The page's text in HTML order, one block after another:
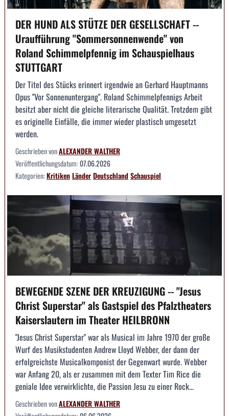
DER HUND ALS STÜTZE DER GESELLSCHAFT --
Uraufführung "Sommersonnenwende" von
Roland Schimmelpfennig im Schauspielhaus
STUTTGART
Der Titel des Stücks erinnert irgendwie an Gerhard Hauptmanns
Opus "Vor Sonnenuntergang". Roland Schimmelpfennigs Arbeit
besitzt aber nicht die gleiche literarische Qualität. Trotzdem gibt
es originelle Einfälle, die immer wieder plastisch umgesetzt
werden.
Geschrieben vonALEXANDER WALTHER
Veröffentlichungsdatum:07.06.2026
Kategorien:KritikenLänderDeutschlandSchauspiel
BEWEGENDE SZENE DER KREUZIGUNG -- "Jesus
Christ Superstar" als Gastspiel des Pfalztheaters
Kaiserslautern im Theater HEILBRONN
"Jesus Christ Superstar" war als Musical im Jahre 1970 der große
Wurf des Musikstudenten Andrew Lloyd Webber, der dann der
erfolgreichste Musicalkomponist der Gegenwart wurde. Webber
war Anfang 20, als er zusammen mit dem Texter Tim Rice die
geniale Idee verwirklichte, die Passion Jesu zu einer Rock...
Geschrieben vonALEXANDER WALTHER